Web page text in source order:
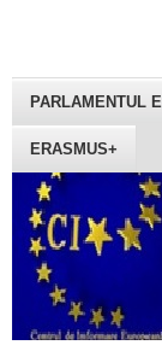
PARLAMENTUL
ERASMUS+